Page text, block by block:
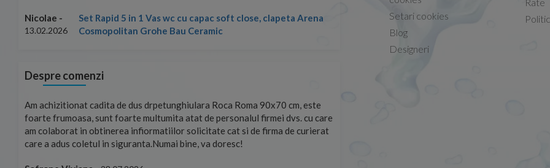
Nicolae -
13.02.2026
Set Rapid 5 in 1 Vas wc cu capac soft close, clapeta Arena
Cosmopolitan Grohe Bau Ceramic
13.02.2026
Despre comenzi
Am achizitionat cadita de dus drpetunghiulara Roca Roma 90x70 cm, este
foarte frumoasa, sunt foarte multumita atat de personalul firmei dvs. cu care
am colaborat in obtinerea infiormatiilor solicitate cat si de firma de curierat
care a adus coletul in siguranta.Numai bine, va doresc!
Setari cookies
Blog
Designeri